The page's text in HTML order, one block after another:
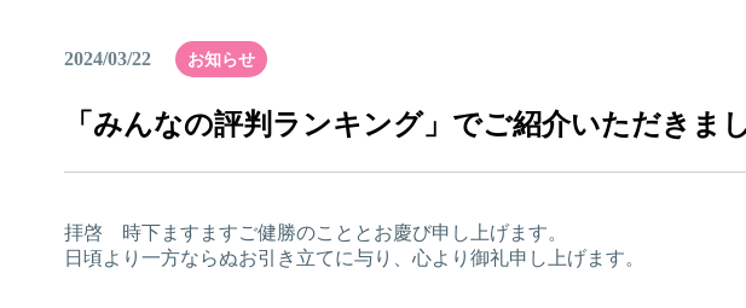
2024/03/22 お知らせ
「みんなの評判ランキング」でご紹介いただきま
拝啓 時下ますますご健勝のこととお慶び申し上げます。
日頃より一方ならぬお引き立てに与り、心より御礼申し上げます。